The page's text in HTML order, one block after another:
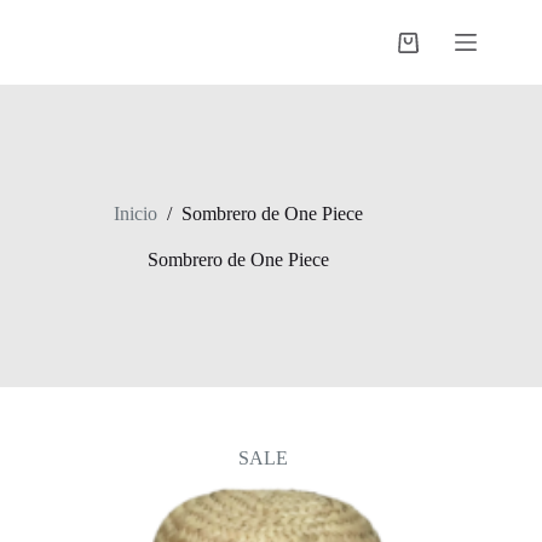
Shopping
Inicio / Sombrero de One Piece
Sombrero de One Piece
SALE